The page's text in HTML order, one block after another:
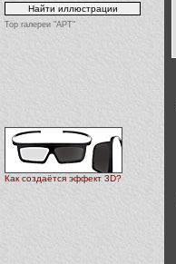
Top галереи "АРТ"
Как создаётся эффект 3D?